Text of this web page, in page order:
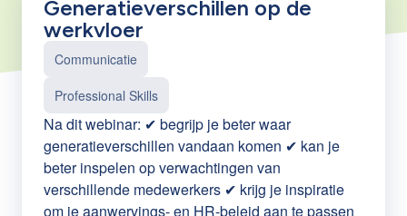
Generatieverschillen op de
werkvloer
Communicatie
Professional Skills
Na dit webinar: ✔ begrijp je beter waar
generatieverschillen vandaan komen ✔ kan je
beter inspelen op verwachtingen van
verschillende medewerkers ✔ krijg je inspiratie
om je aanwervings- en HR-beleid aan te passen